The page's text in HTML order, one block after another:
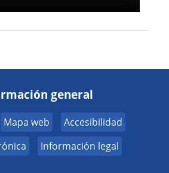
general
Mapa web
Accesibilidad
Información legal